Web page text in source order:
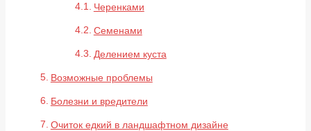
Черенками
Семенами
Делением куста
Возможные проблемы
Болезни и вредители
Очиток едкий в ландшафтном дизайне